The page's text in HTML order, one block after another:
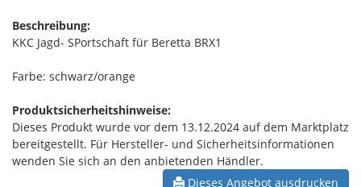
Beschreibung:
KKC Jagd- SPortschaft für Beretta BRX1
Farbe: schwarz/orange
Produktsicherheitshinweise:
Dieses Produkt wurde vor dem 13.12.2024 auf dem Marktplatz
bereitgestellt. Für Hersteller- und Sicherheitsinformationen
wenden Sie sich an den anbietenden Händler.
Dieses Angebot ausdrucken